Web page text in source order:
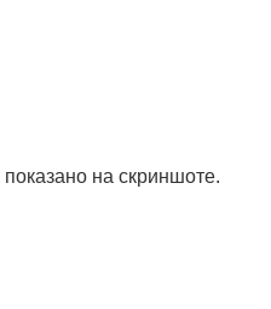
показано на скриншоте.